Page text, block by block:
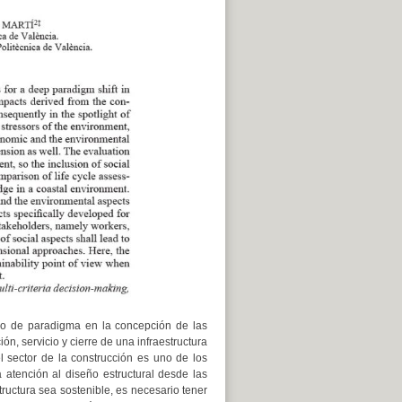
de paradigma en la concepción de las
servicio y cierre de una infraestructura
sector de la construcción es uno de los
atención al diseño estructural desde las
sea sostenible, es necesario tener